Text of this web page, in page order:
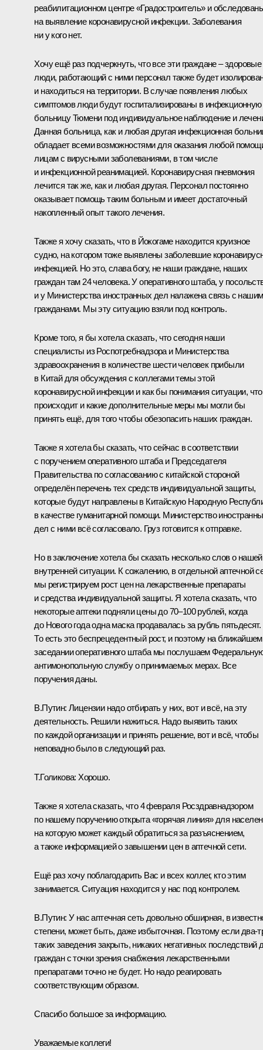
реабилитационном центре «Градостроитель» и
на выявление коронавирусной инфекции. Заболевания
ни у кого нет.
Хочу ещё раз подчеркнуть, что все эти граждане – здоровые
люди, работающий с ними персонал также будет
и находиться на территории. В случае появления любых
симптомов люди будут госпитализированы в инфекционную
больницу Тюмени под индивидуальное наблюдение и
Данная больница, как и любая другая инфекционная
обладает всеми возможностями для оказания любой
лицам с вирусными заболеваниями, в том числе
и инфекционной реанимацией. Коронавирусная пневмония
лечится так же, как и любая другая. Персонал постоянно
оказывает помощь таким больным и имеет достаточный
накопленный опыт такого лечения.
Также я хочу сказать, что в Йокогаме находится круизное
судно, на котором тоже выявлены заболевшие
инфекцией. Но это, слава богу, не наши граждане, наших
граждан там 24 человека. У оперативного штаба, у
и у Министерства иностранных дел налажена связь с
гражданами. Мы эту ситуацию взяли под контроль.
Кроме того, я бы хотела сказать, что сегодня наши
специалисты из Роспотребнадзора и Министерства
здравоохранения в количестве шести человек прибыли
в Китай для обсуждения с коллегами темы этой
коронавирусной инфекции и как бы понимания ситуации, что
происходит и какие дополнительные меры мы могли бы
принять ещё, для того чтобы обезопасить наших граждан.
Также я хотела бы сказать, что сейчас в соответствии
с поручением оперативного штаба и Председателя
Правительства по согласованию с китайской стороной
определён перечень тех средств индивидуальной защиты,
которые будут направлены в Китайскую Народную
в качестве гуманитарной помощи. Министерство
дел с ними всё согласовало. Груз готовится к отправке.
Но в заключение хотела бы сказать несколько слов о нашей
внутренней ситуации. К сожалению, в отдельной аптечной
мы регистрируем рост цен на лекарственные препараты
и средства индивидуальной защиты. Я хотела сказать, что
некоторые аптеки подняли цены до 70–100 рублей, когда
до Нового года одна маска продавалась за рубль пятьдесят.
То есть это беспрецедентный рост, и поэтому на ближайшем
заседании оперативного штаба мы послушаем
антимонопольную службу о принимаемых мерах. Все
поручения даны.
В.Путин: Лицензии надо отбирать у них, вот и всё, на эту
деятельность. Решили нажиться. Надо выявить таких
по каждой организации и принять решение, вот и всё, чтобы
неповадно было в следующий раз.
Т.Голикова: Хорошо.
Также я хотела сказать, что 4 февраля Росздравнадзором
по нашему поручению открыта «горячая линия» для
на которую может каждый обратиться за разъяснением,
а также информацией о завышении цен в аптечной сети.
Ещё раз хочу поблагодарить Вас и всех коллег, кто этим
занимается. Ситуация находится у нас под контролем.
В.Путин: У нас аптечная сеть довольно обширная, в
степени, может быть, даже избыточная. Поэтому если два-
таких заведения закрыть, никаких негативных последствий
граждан с точки зрения снабжения лекарственными
препаратами точно не будет. Но надо реагировать
соответствующим образом.
Спасибо большое за информацию.
Уважаемые коллеги!